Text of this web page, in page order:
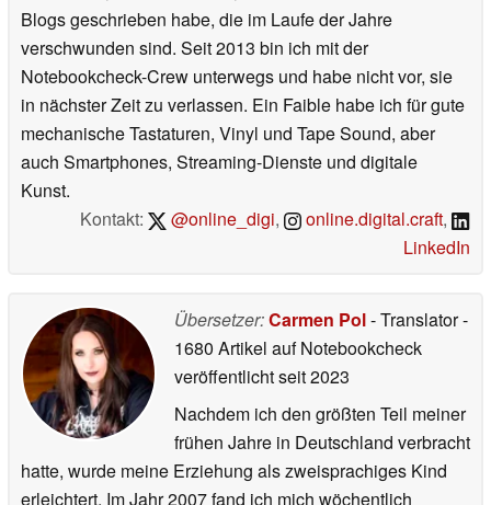
Blogs geschrieben habe, die im Laufe der Jahre
verschwunden sind. Seit 2013 bin ich mit der
Notebookcheck-Crew unterwegs und habe nicht vor, sie
in nächster Zeit zu verlassen. Ein Faible habe ich für gute
mechanische Tastaturen, Vinyl und Tape Sound, aber
auch Smartphones, Streaming-Dienste und digitale
Kunst.
Kontakt:
@online_digi, online.digital.craft,
LinkedIn
Übersetzer:Carmen Pol- Translator-
1680 Artikel auf Notebookcheck
veröffentlichtseit 2023
Nachdem ich den größten Teil meiner
frühen Jahre in Deutschland verbracht
hatte, wurde meine Erziehung als zweisprachiges Kind
erleichtert. Im Jahr 2007 fand ich mich wöchentlich